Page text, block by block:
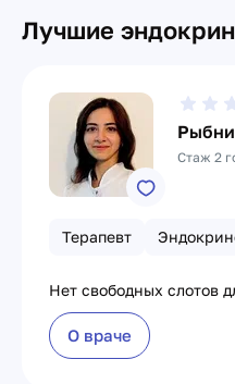
Лучшие
Стаж 2
Терапевт
Нет свободных слотов
О враче